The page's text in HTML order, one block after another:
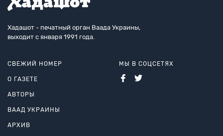
Хадашот - печатный орган Ваада Украины,
выходит с января 1991 года.
СВЕЖИЙ НОМЕР
О ГАЗЕТЕ
АВТОРЫ
ВААД УКРАИНЫ
АРХИВ
МЫ В СОЦСЕТЯХ